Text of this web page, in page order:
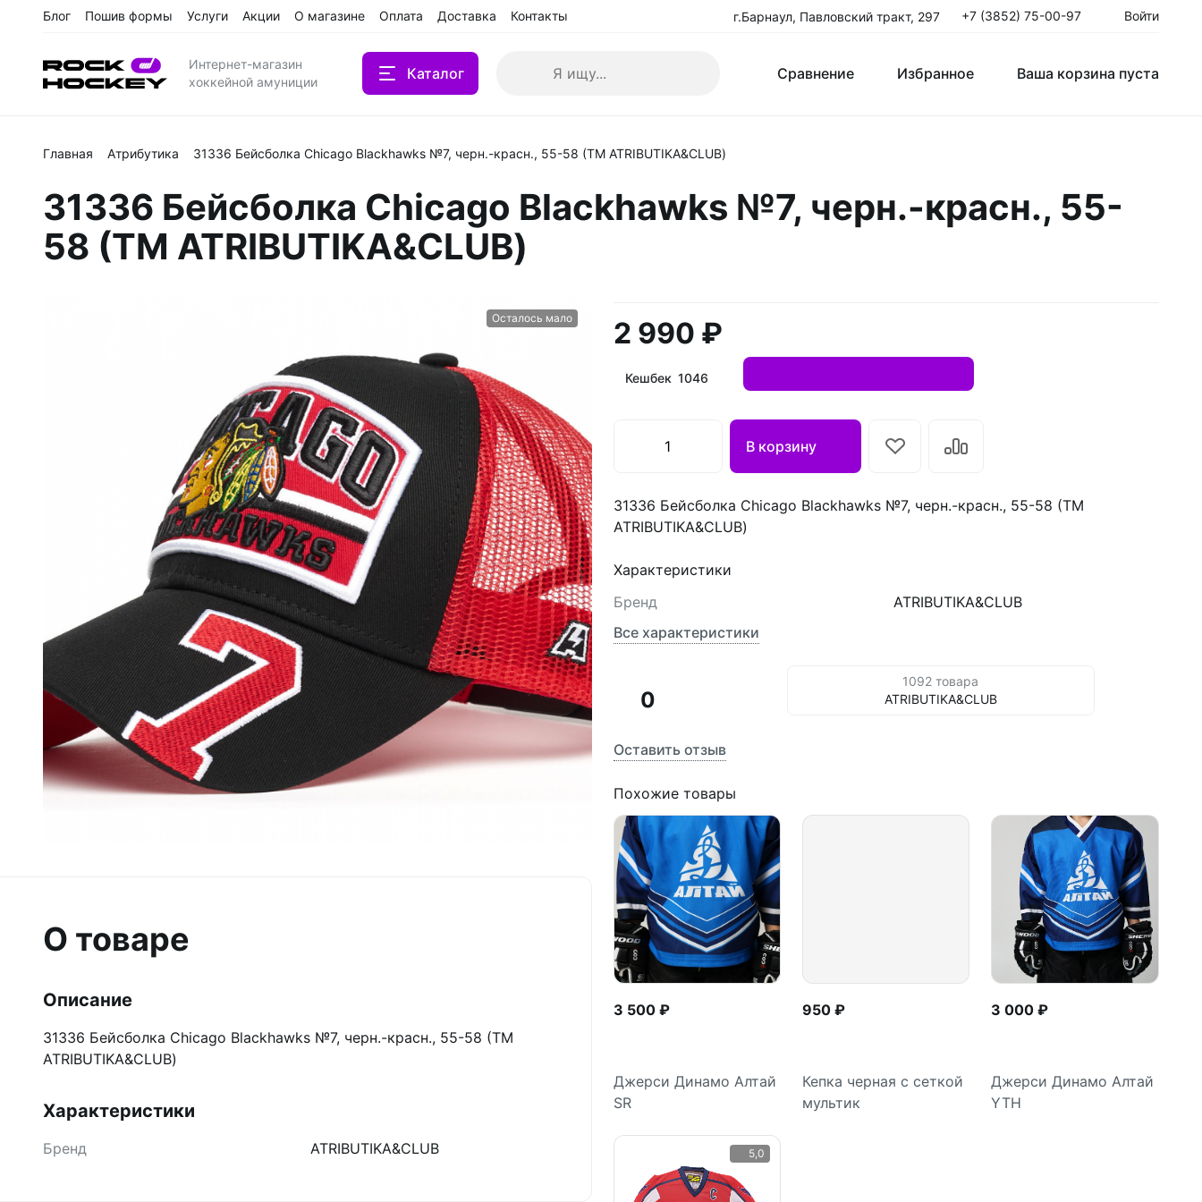
Блог Пошив формы Услуги Акции О магазине Оплата Доставка Контакты г.Барнаул, Павловский тракт, 297 +7 (3852) 75-00-97 Войти
Интернет-магазин
хоккейной амуниции
Каталог Сравнение Избранное Ваша корзина пуста
Вратарские клюшки
Клюшки БУ
Клюшки взрослые (SR)
Клюшки детские YTH
Клюшки переходные INT Крюки
Главная Атрибутика 31336 Бейсболка Chicago Blackhawks №7, черн.-красн., 55-58 (ТМ ATRIBUTIKA&CLUB)
31336 Бейсболка Chicago Blackhawks №7, черн.-красн., 55-
58 (ТМ ATRIBUTIKA&CLUB)
Осталось мало 2 990 ₽
Кешбек 1046
В корзину
31336 Бейсболка Chicago Blackhawks №7, черн.-красн., 55-58 (ТМ
ATRIBUTIKA&CLUB)
Характеристики
Бренд
ATRIBUTIKA&CLUB
Все характеристики
0
Оставить отзыв
1092 товара
ATRIBUTIKA&CLUB
Похожие товары
3 500 ₽
Джерси Динамо Алтай
SR
950 ₽
Кепка черная с сеткой
мультик
3 000 ₽
Джерси Динамо Алтай
YTH
5,0
О товаре
Описание
31336 Бейсболка Chicago Blackhawks №7, черн.-красн., 55-58 (ТМ
ATRIBUTIKA&CLUB)
Характеристики
Бренд ATRIBUTIKA&CLUB